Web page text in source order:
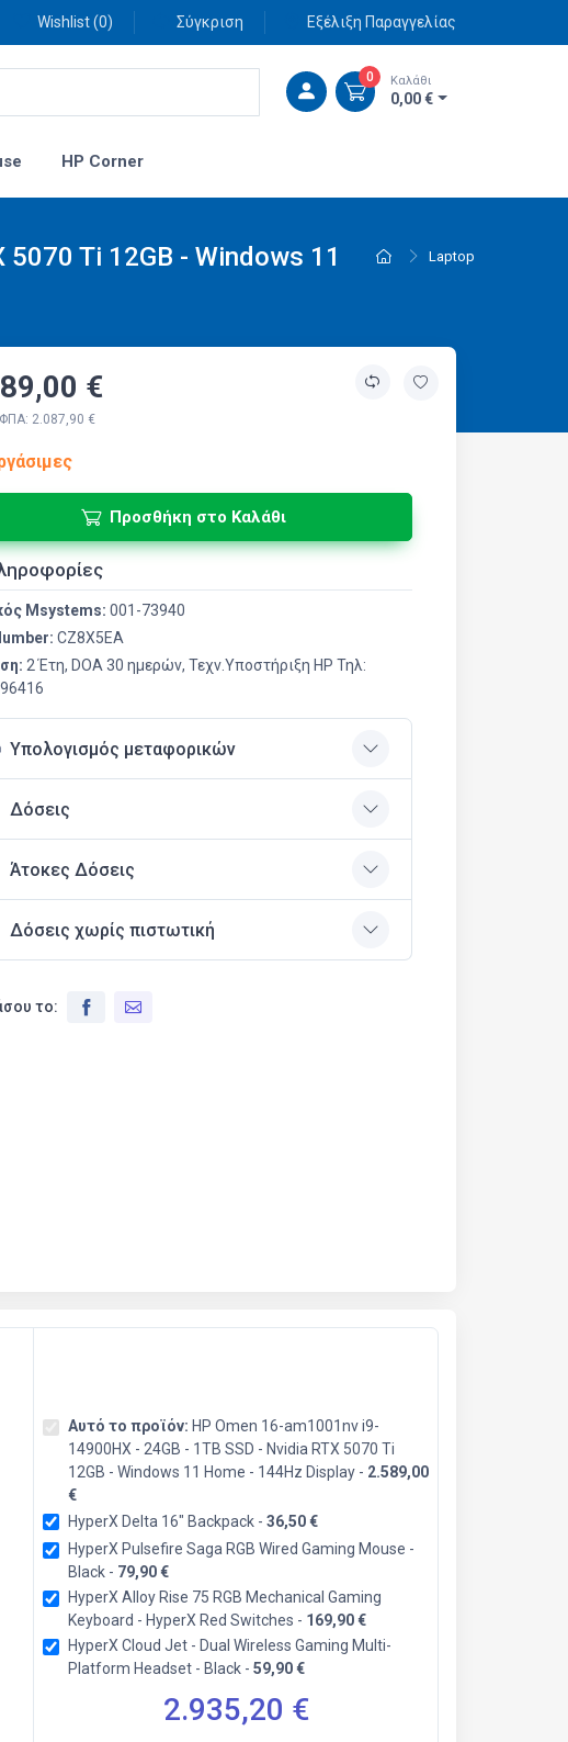
Wishlist (0) Σύγκριση Εξέλιξη Παραγγελίας
0 Καλάθι
0,00 €
HP Corner
Laptop
Ti 12GB - Windows 11
€
2.087,90 €
Προσθήκη στο Καλάθι
Msystems: 001-73940
CZ8X5EA
2 Έτη, DOA 30 ημερών, Τεχν.Υποστήριξη HP Τηλ:
Υπολογισμός μεταφορικών
Δόσεις
Άτοκες Δόσεις
Δόσεις χωρίς πιστωτική
το:
Αυτό το προϊόν: HP Omen 16-am1001nv i9-
14900HX - 24GB - 1TB SSD - Nvidia RTX 5070 Ti
12GB - Windows 11 Home - 144Hz Display - 2.589,00
€
HyperX Delta 16" Backpack - 36,50 €
HyperX Pulsefire Saga RGB Wired Gaming Mouse -
Black - 79,90 €
HyperX Alloy Rise 75 RGB Mechanical Gaming
Keyboard - HyperX Red Switches - 169,90 €
HyperX Cloud Jet - Dual Wireless Gaming Multi-
Platform Headset - Black - 59,90 €
2.935,20 €